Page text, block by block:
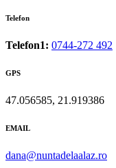
Telefon
Telefon1: 0744-272 492
GPS
47.056585, 21.919386
EMAIL
dana@nuntadelaalaz.ro